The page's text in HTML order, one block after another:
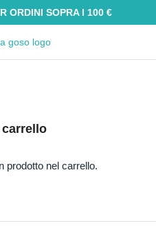
ORDINI SOPRA I 100 €
prodotto nel carrello.